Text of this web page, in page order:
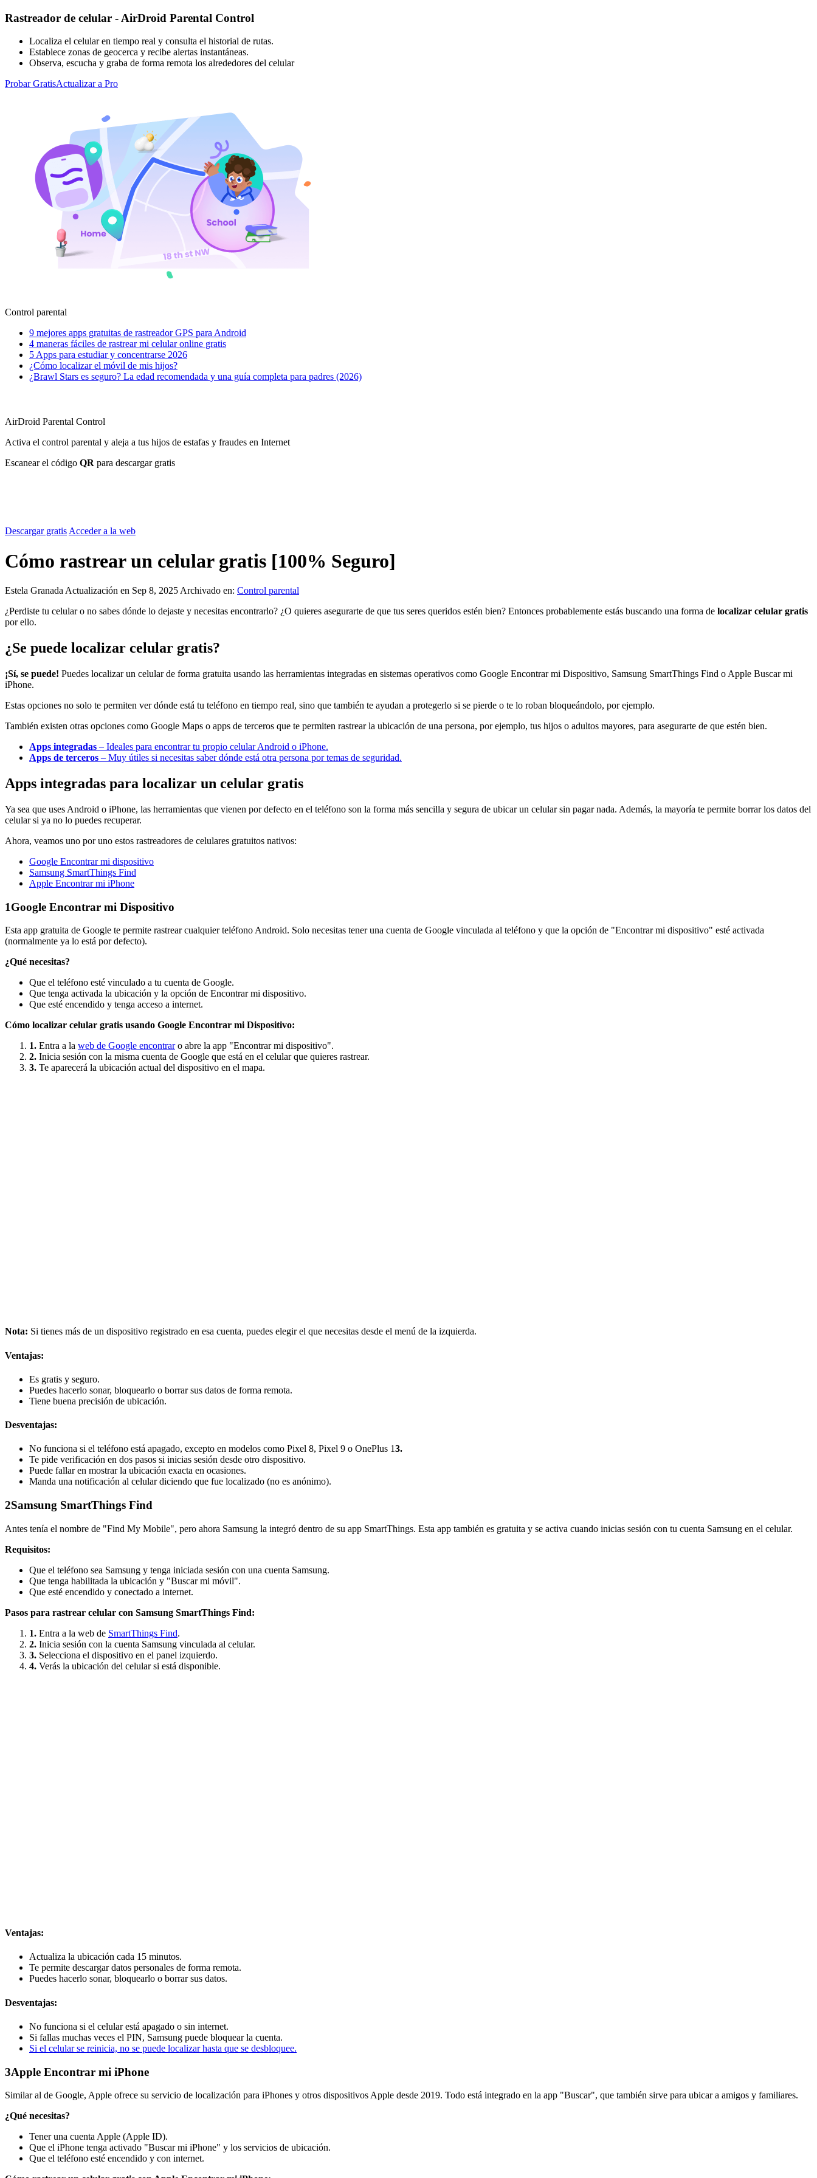
Rastreador de celular - AirDroid Parental Control
Localiza el celular en tiempo real y consulta el historial de rutas.
Establece zonas de geocerca y recibe alertas instantáneas.
Observa, escucha y graba de forma remota los alrededores del celular
Probar GratisActualizar a Pro
Control parental
9 mejores apps gratuitas de rastreador GPS para Android
4 maneras fáciles de rastrear mi celular online gratis
5 Apps para estudiar y concentrarse 2026
¿Cómo localizar el móvil de mis hijos?
¿Brawl Stars es seguro? La edad recomendada y una guía completa para padres (2026)
AirDroid Parental Control
Activa el control parental y aleja a tus hijos de estafas y fraudes en Internet
Escanear el código QR para descargar gratis
Descargar gratisAcceder a la web
Cómo rastrear un celular gratis [100% Seguro]
Estela Granada Actualización en Sep 8, 2025 Archivado en: Control parental
¿Perdiste tu celular o no sabes dónde lo dejaste y necesitas encontrarlo? ¿O quieres asegurarte de que tus seres queridos estén bien? Entonces probablemente estás buscando una forma de localizar celular gratis
por ello.
¿Se puede localizar celular gratis?
¡Sí, se puede! Puedes localizar un celular de forma gratuita usando las herramientas integradas en sistemas operativos como Google Encontrar mi Dispositivo, Samsung SmartThings Find o Apple Buscar mi
iPhone.
Estas opciones no solo te permiten ver dónde está tu teléfono en tiempo real, sino que también te ayudan a protegerlo si se pierde o te lo roban bloqueándolo, por ejemplo.
También existen otras opciones como Google Maps o apps de terceros que te permiten rastrear la ubicación de una persona, por ejemplo, tus hijos o adultos mayores, para asegurarte de que estén bien.
Apps integradas – Ideales para encontrar tu propio celular Android o iPhone.
Apps de terceros – Muy útiles si necesitas saber dónde está otra persona por temas de seguridad.
Apps integradas para localizar un celular gratis
Ya sea que uses Android o iPhone, las herramientas que vienen por defecto en el teléfono son la forma más sencilla y segura de ubicar un celular sin pagar nada. Además, la mayoría te permite borrar los datos del
celular si ya no lo puedes recuperar.
Ahora, veamos uno por uno estos rastreadores de celulares gratuitos nativos:
Google Encontrar mi dispositivo
Samsung SmartThings Find
Apple Encontrar mi iPhone
1Google Encontrar mi Dispositivo
Esta app gratuita de Google te permite rastrear cualquier teléfono Android. Solo necesitas tener una cuenta de Google vinculada al teléfono y que la opción de "Encontrar mi dispositivo" esté activada
(normalmente ya lo está por defecto).
¿Qué necesitas?
Que el teléfono esté vinculado a tu cuenta de Google.
Que tenga activada la ubicación y la opción de Encontrar mi dispositivo.
Que esté encendido y tenga acceso a internet.
Cómo localizar celular gratis usando Google Encontrar mi Dispositivo:
1. Entra a la web de Google encontraro abre la app "Encontrar mi dispositivo".
2. Inicia sesión con la misma cuenta de Google que está en el celular que quieres rastrear.
3. Te aparecerá la ubicación actual del dispositivo en el mapa.
Nota: Si tienes más de un dispositivo registrado en esa cuenta, puedes elegir el que necesitas desde el menú de la izquierda.
Ventajas:
Es gratis y seguro.
Puedes hacerlo sonar, bloquearlo o borrar sus datos de forma remota.
Tiene buena precisión de ubicación.
Desventajas:
No funciona si el teléfono está apagado, excepto en modelos como Pixel 8, Pixel 9 o OnePlus 13.
Te pide verificación en dos pasos si inicias sesión desde otro dispositivo.
Puede fallar en mostrar la ubicación exacta en ocasiones.
Manda una notificación al celular diciendo que fue localizado (no es anónimo).
2Samsung SmartThings Find
Antes tenía el nombre de "Find My Mobile", pero ahora Samsung la integró dentro de su app SmartThings. Esta app también es gratuita y se activa cuando inicias sesión con tu cuenta Samsung en el celular.
Requisitos:
Que el teléfono sea Samsung y tenga iniciada sesión con una cuenta Samsung.
Que tenga habilitada la ubicación y "Buscar mi móvil".
Que esté encendido y conectado a internet.
Pasos para rastrear celular con Samsung SmartThings Find:
1. Entra a la web de SmartThings Find.
2. Inicia sesión con la cuenta Samsung vinculada al celular.
3. Selecciona el dispositivo en el panel izquierdo.
4. Verás la ubicación del celular si está disponible.
Ventajas:
Actualiza la ubicación cada 15 minutos.
Te permite descargar datos personales de forma remota.
Puedes hacerlo sonar, bloquearlo o borrar sus datos.
Desventajas:
No funciona si el celular está apagado o sin internet.
Si fallas muchas veces el PIN, Samsung puede bloquear la cuenta.
Si el celular se reinicia, no se puede localizar hasta que se desbloquee.
3Apple Encontrar mi iPhone
Similar al de Google, Apple ofrece su servicio de localización para iPhones y otros dispositivos Apple desde 2019. Todo está integrado en la app "Buscar", que también sirve para ubicar a amigos y familiares.
¿Qué necesitas?
Tener una cuenta Apple (Apple ID).
Que el iPhone tenga activado "Buscar mi iPhone" y los servicios de ubicación.
Que el teléfono esté encendido y con internet.